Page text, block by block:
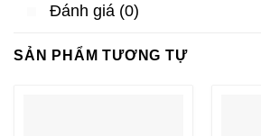
Đánh giá (0)
SẢN PHẨM TƯƠNG TỰ